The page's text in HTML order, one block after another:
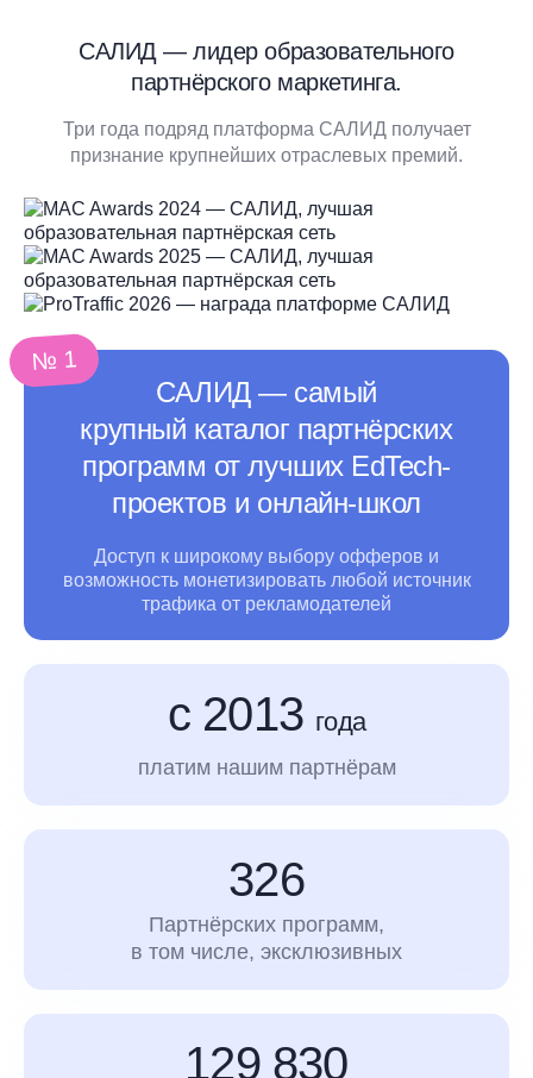
САЛИД — лидер образовательного
партнёрского маркетинга.
Три года подряд платформа САЛИД получает
признание крупнейших отраслевых премий.
САЛИД ― самый
крупный каталог партнёрских
программ от лучших EdTech-
проектов и онлайн-школ
Доступ к широкому выбору офферов и
возможность монетизировать любой источник
трафика от рекламодателей
№ 1
с 2013 года
платим нашим партнёрам
326
Партнёрских программ,
в том числе, эксклюзивных
129 830